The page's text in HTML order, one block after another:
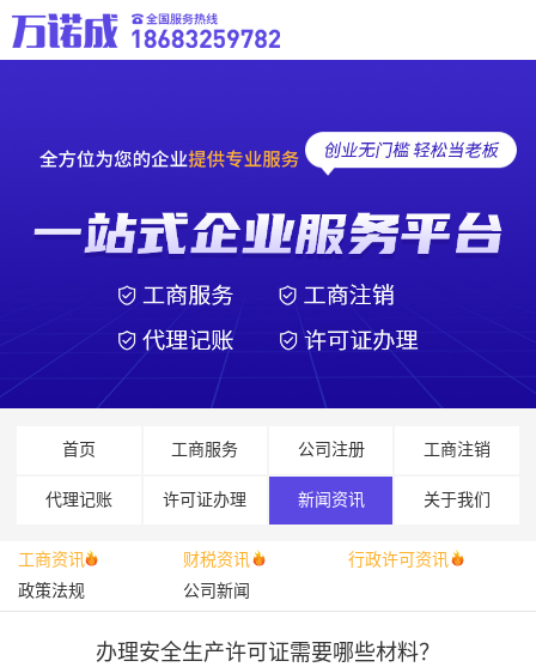
首页 工商服务 公司注册 工商注销
代理记账 许可证办理 新闻资讯 关于我们
工商资讯 财税资讯
行政许可资讯
政策法规
公司新闻
办理安全生产许可证需要哪些材料？